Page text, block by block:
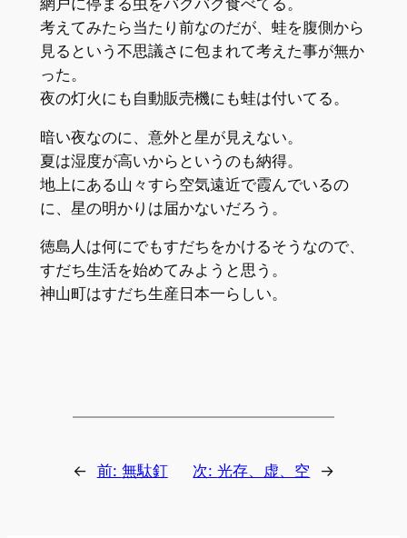
考えてみたら当たり前なのだが、蛙を腹側から
見るという不思議さに包まれて考えた事が無か
った。
夜の灯火にも自動販売機にも蛙は付いてる。
暗い夜なのに、意外と星が見えない。
夏は湿度が高いからというのも納得。
地上にある山々すら空気遠近で霞んでいるの
に、星の明かりは届かないだろう。
徳島人は何にでもすだちをかけるそうなので、
すだち生活を始めてみようと思う。
神山町はすだち生産日本一らしい。
← 前: 無駄釘 次:光存、虚、空 →